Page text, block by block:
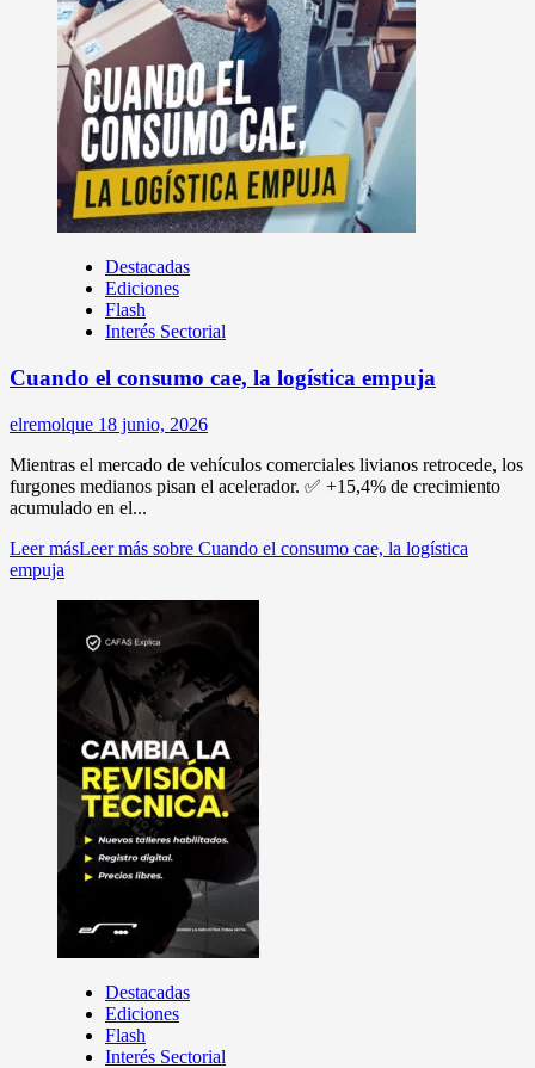
Destacadas
Ediciones
Flash
Interés Sectorial
Cuando el consumo cae, la logística empuja
elremolque 18 junio, 2026
Mientras el mercado de vehículos comerciales livianos retrocede, los
furgones medianos pisan el acelerador. ✅ +15,4% de crecimiento
acumulado en el...
Leer másLeer más sobre Cuando el consumo cae, la logística
empuja
Destacadas
Ediciones
Flash
Interés Sectorial